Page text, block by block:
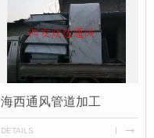
海西通风管道加工
DETAILS